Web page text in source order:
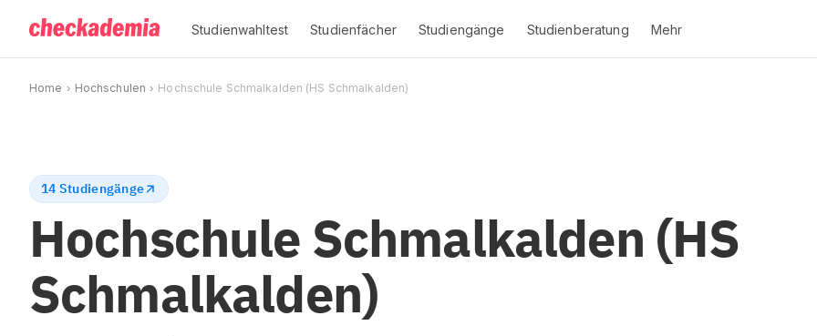
Studienwahltest Studienfächer Studiengänge Studienberatung Mehr
Home Hochschulen Hochschule Schmalkalden (HS Schmalkalden)
14 Studiengänge
Hochschule Schmalkalden (HS
Schmalkalden)